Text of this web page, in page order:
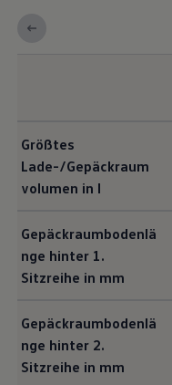
Größtes
Lade-/Gepäckraum
volumen in l
Gepäckraumbodenlä
nge hinter 1.
Sitzreihe in mm
Gepäckraumbodenlä
nge hinter 2.
Sitzreihe in mm